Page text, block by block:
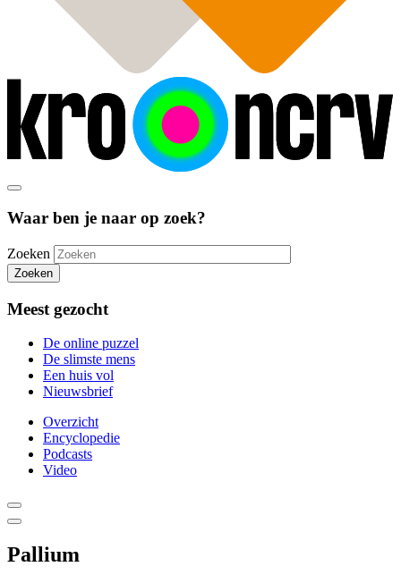
Waar ben je naar op zoek?
Zoeken
Zoeken
Meest gezocht
De online puzzel
De slimste mens
Een huis vol
Nieuwsbrief
Overzicht
Encyclopedie
Podcasts
Video
Pallium